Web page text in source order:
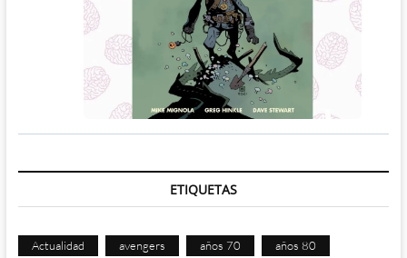
ETIQUETAS
Actualidad avengers años 70 años 80